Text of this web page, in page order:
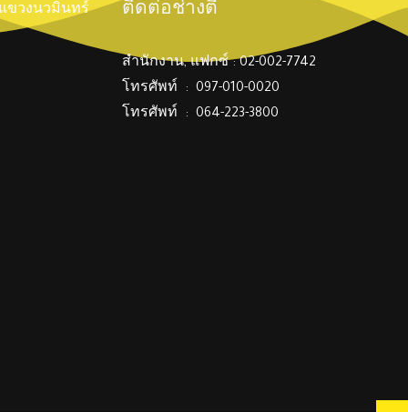
แขวงนวมินทร์ ติดต่อช่างตี๋
สำนักงาน, แฟกซ์ : 02-002-7742
โทรศัพท์ : 097-010-0020
โทรศัพท์ : 064-223-3800